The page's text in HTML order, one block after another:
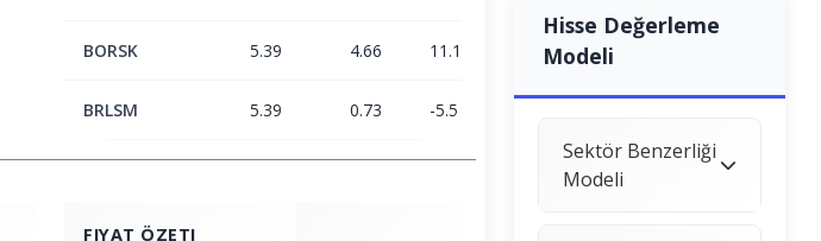
BORSK 5.39 4.66 11.15 23.38 5.72
BRLSM 5.39 0.73 -5.51
FIYAT ÖZETI
Hisse Değerleme
Modeli
Sektör Benzerliği
Modeli